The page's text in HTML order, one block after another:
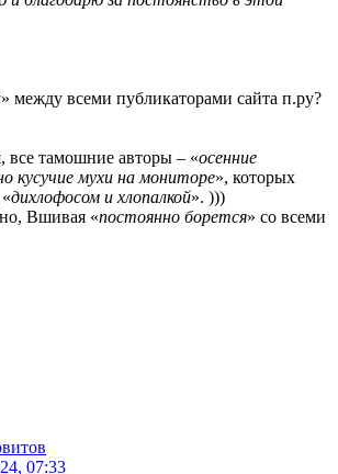
» между всеми публикаторами сайта п.ру?
все тамошние авторы – «осенние
кусучие мухи на мониторе», которых
дихлофосом и хлопалкой». )))
Вшивая «постоянно борется» со всеми
07:33